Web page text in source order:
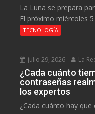
La Luna se prepara
El próximo miércoles
TECNOLOGÍA
julio 29, 2026 La
¿Cada cuánto
contraseñas
los expertos
¿Cada cuánto hay